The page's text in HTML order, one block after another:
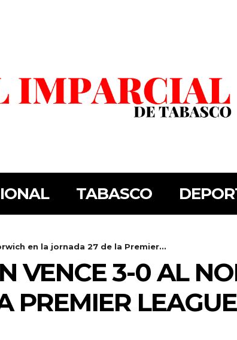
TABASCO
en la jornada 27 de la Premier...
VENCE 3-0 AL
PREMIER LEAGUE